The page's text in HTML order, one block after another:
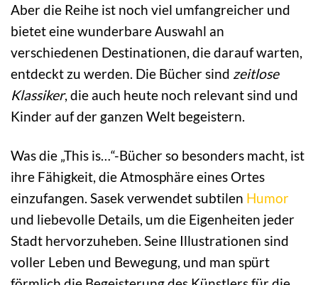
Aber die Reihe ist noch viel umfangreicher und
bietet eine wunderbare Auswahl an
verschiedenen Destinationen, die darauf warten,
entdeckt zu werden. Die Bücher sind zeitlose
Klassiker, die auch heute noch relevant sind und
Kinder auf der ganzen Welt begeistern.
Was die „This is…“-Bücher so besonders macht, ist
ihre Fähigkeit, die Atmosphäre eines Ortes
einzufangen. Sasek verwendet subtilen Humor
und liebevolle Details, um die Eigenheiten jeder
Stadt hervorzuheben. Seine Illustrationen sind
voller Leben und Bewegung, und man spürt